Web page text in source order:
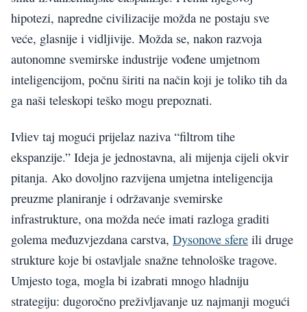
hipotezi, napredne civilizacije možda ne postaju sve
veće, glasnije i vidljivije. Možda se, nakon razvoja
autonomne svemirske industrije vođene umjetnom
inteligencijom, počnu širiti na način koji je toliko tih da
ga naši teleskopi teško mogu prepoznati.
Ivliev taj mogući prijelaz naziva “filtrom tihe
ekspanzije.” Ideja je jednostavna, ali mijenja cijeli okvir
pitanja. Ako dovoljno razvijena umjetna inteligencija
preuzme planiranje i održavanje svemirske
infrastrukture, ona možda neće imati razloga graditi
golema međuzvjezdana carstva, Dysonove sfere ili druge
strukture koje bi ostavljale snažne tehnološke tragove.
Umjesto toga, mogla bi izabrati mnogo hladniju
strategiju: dugoročno preživljavanje uz najmanji mogući